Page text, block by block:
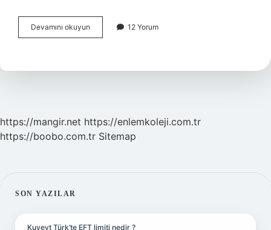
Devamını okuyun
Bilişim
12 Yorum
https://mangir.net https://enlemkoleji.com.tr
https://boobo.com.tr Sitemap
SIDEBAR
SON YAZILAR
Kuveyt Türk’te EFT limiti nedir ?